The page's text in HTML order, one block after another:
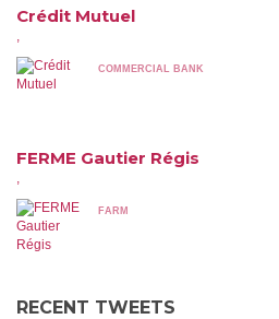
Crédit Mutuel
,
COMMERCIAL BANK
FERME Gautier Régis
,
FARM
RECENT TWEETS